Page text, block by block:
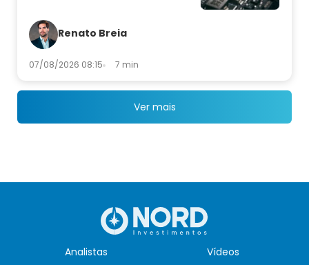
Renato Breia
07/08/2026 08:15 7 min
Ver mais
Analistas Vídeos